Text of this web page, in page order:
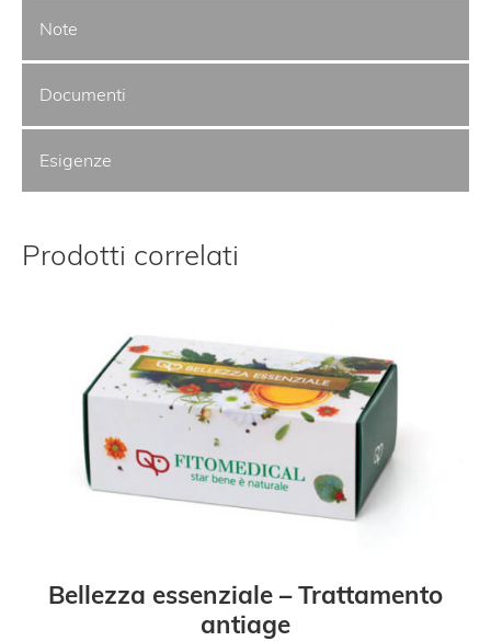
Note
Documenti
Esigenze
Prodotti correlati
Bellezza essenziale – Trattamento
antiage